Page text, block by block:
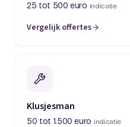
25 tot 500 euro indicatie
Vergelijk offertes
(opent in een nieuw tabblad)
Klusjesman
50 tot 1.500 euro indicatie